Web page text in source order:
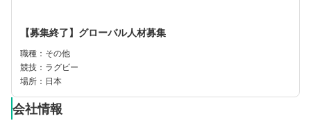
【募集終了】グローバル人材募集
職種：その他
競技：ラグビー
場所：日本
会社情報